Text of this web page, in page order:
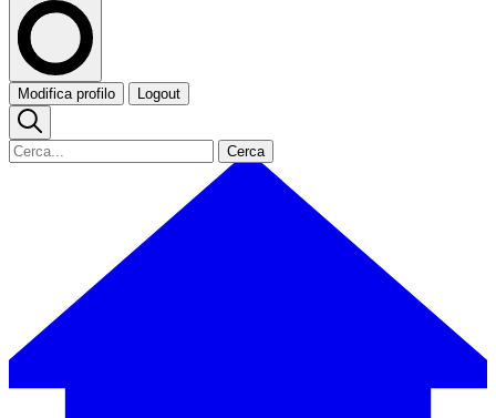
Modifica profilo Logout
Cerca